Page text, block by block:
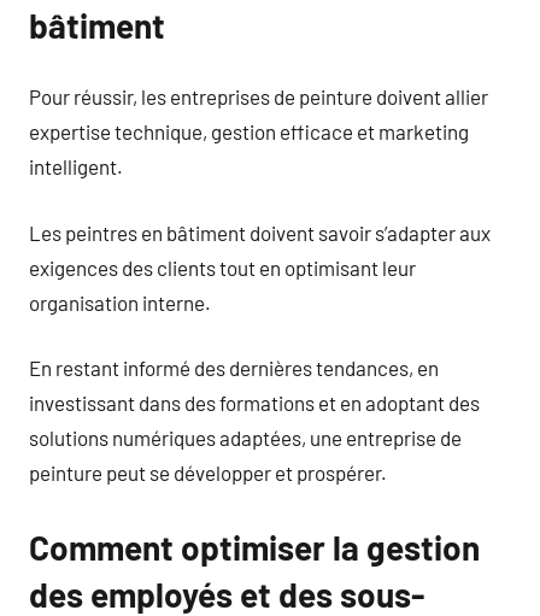
bâtiment
Pour réussir, les entreprises de peinture doivent allier
expertise technique, gestion efficace et marketing
intelligent.
Les peintres en bâtiment doivent savoir s’adapter aux
exigences des clients tout en optimisant leur
organisation interne.
En restant informé des dernières tendances, en
investissant dans des formations et en adoptant des
solutions numériques adaptées, une entreprise de
peinture peut se développer et prospérer.
Comment optimiser la gestion
des employés et des sous-